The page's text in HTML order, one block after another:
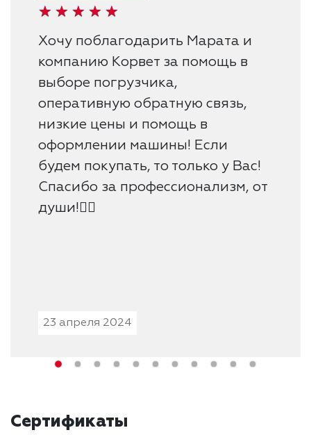
Хочу поблагодарить Марата и
компанию Корвет за помощь в
выборе погрузчика,
оперативную обратную связь,
низкие цены и помощь в
оформлении машины! Если
будем покупать, то только у Вас!
Спасибо за профессионализм, от
души!👍🏻
23 апреля 2024
Сертификаты